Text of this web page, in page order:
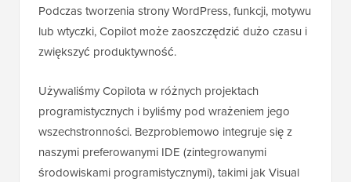
Podczas tworzenia strony WordPress, funkcji, motywu
lub wtyczki, Copilot może zaoszczędzić dużo czasu i
zwiększyć produktywność.
Używaliśmy Copilota w różnych projektach
programistycznych i byliśmy pod wrażeniem jego
wszechstronności. Bezproblemowo integruje się z
naszymi preferowanymi IDE (zintegrowanymi
środowiskami programistycznymi), takimi jak Visual